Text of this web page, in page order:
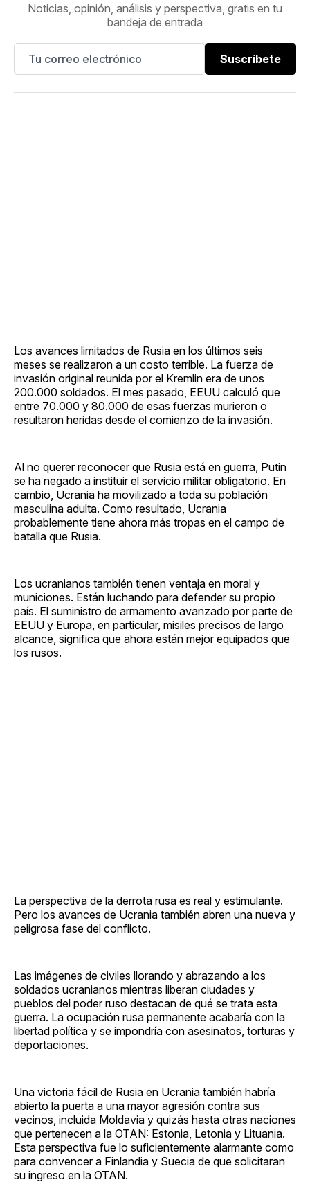
Noticias, opinión, análisis y perspectiva, gratis en tu
bandeja de entrada
Suscríbete
Los avances limitados de Rusia en los últimos seis
meses se realizaron a un costo terrible. La fuerza de
invasión original reunida por el Kremlin era de unos
200.000 soldados. El mes pasado, EEUU calculó que
entre 70.000 y 80.000 de esas fuerzas murieron o
resultaron heridas desde el comienzo de la invasión.
Al no querer reconocer que Rusia está en guerra, Putin
se ha negado a instituir el servicio militar obligatorio. En
cambio, Ucrania ha movilizado a toda su población
masculina adulta. Como resultado, Ucrania
probablemente tiene ahora más tropas en el campo de
batalla que Rusia.
Los ucranianos también tienen ventaja en moral y
municiones. Están luchando para defender su propio
país. El suministro de armamento avanzado por parte de
EEUU y Europa, en particular, misiles precisos de largo
alcance, significa que ahora están mejor equipados que
los rusos.
La perspectiva de la derrota rusa es real y estimulante.
Pero los avances de Ucrania también abren una nueva y
peligrosa fase del conflicto.
Las imágenes de civiles llorando y abrazando a los
soldados ucranianos mientras liberan ciudades y
pueblos del poder ruso destacan de qué se trata esta
guerra. La ocupación rusa permanente acabaría con la
libertad política y se impondría con asesinatos, torturas y
deportaciones.
Una victoria fácil de Rusia en Ucrania también habría
abierto la puerta a una mayor agresión contra sus
vecinos, incluida Moldavia y quizás hasta otras naciones
que pertenecen a la OTAN: Estonia, Letonia y Lituania.
Esta perspectiva fue lo suficientemente alarmante como
para convencer a Finlandia y Suecia de que solicitaran
su ingreso en la OTAN.